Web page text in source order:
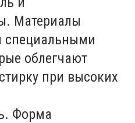
Материалы
специальными
облегчают
при высоких
Форма